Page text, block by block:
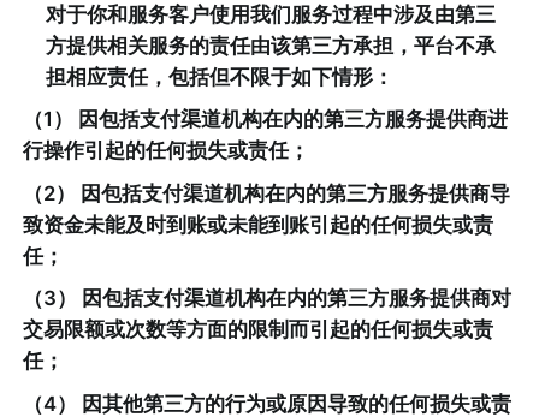
对于你和服务客户使用我们服务过程中涉及由第三
方提供相关服务的责任由该第三方承担，平台不承
担相应责任，包括但不限于如下情形：
（1） 因包括支付渠道机构在内的第三方服务提供商进
行操作引起的任何损失或责任；
（2） 因包括支付渠道机构在内的第三方服务提供商导
致资金未能及时到账或未能到账引起的任何损失或责
任；
（3） 因包括支付渠道机构在内的第三方服务提供商对
交易限额或次数等方面的限制而引起的任何损失或责
任；
（4） 因其他第三方的行为或原因导致的任何损失或责